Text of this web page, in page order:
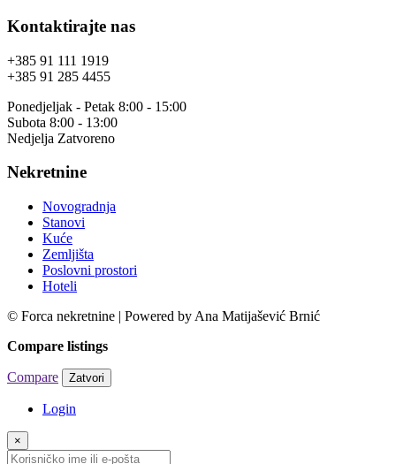
Kontaktirajte nas
+385 91 111 1919
+385 91 285 4455
Ponedjeljak - Petak 8:00 - 15:00
Subota 8:00 - 13:00
Nedjelja Zatvoreno
Nekretnine
Novogradnja
Stanovi
Kuće
Zemljišta
Poslovni prostori
Hoteli
© Forca nekretnine | Powered by Ana Matijašević Brnić
Compare listings
Compare Zatvori
Login
×